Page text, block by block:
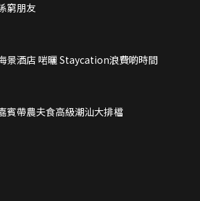
窮朋友
景酒店 啱曬 Staycation浪費啲時間
賓帶農夫食高級潮汕大排檔